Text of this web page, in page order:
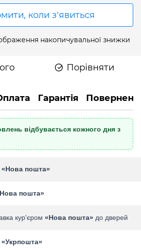
коли з'явиться
накопичувальної знижки
Порівняти
Гарантія
відбувається кожного дня з
«Нова пошта»
пошта»
кур'єром «Нова пошта» до дверей
«Укрпошта»